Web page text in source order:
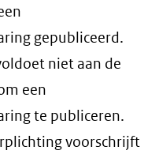
gepubliceerd.
niet aan de
een
te publiceren.
voorschrijft